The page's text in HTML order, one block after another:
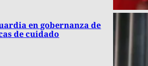
en gobernanza de
de cuidado